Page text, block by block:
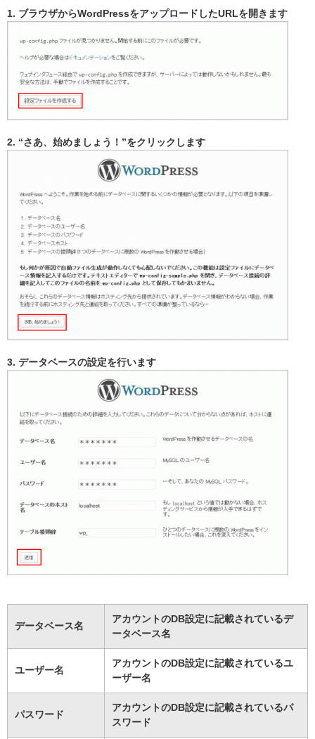
1. ブラウザからWordPressをアップロードしたURLを開きます
2. “さあ、始めましょう！”をクリックします
3. データベースの設定を行います
データベース名
アカウントのDB設定に記載されているデ
ータベース名
ユーザー名
アカウントのDB設定に記載されているユ
ーザー名
パスワード
アカウントのDB設定に記載されているパ
スワード